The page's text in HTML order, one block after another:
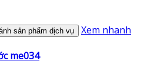
sản phẩm dịch vụ Xem nhanh
me034